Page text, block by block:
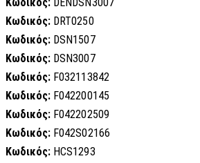
Κωδικός: DENDSN3007
Κωδικός: DRT0250
Κωδικός: DSN1507
Κωδικός: DSN3007
Κωδικός: F032113842
Κωδικός: F042200145
Κωδικός: F042202509
Κωδικός: F042S02166
Κωδικός: HCS1293